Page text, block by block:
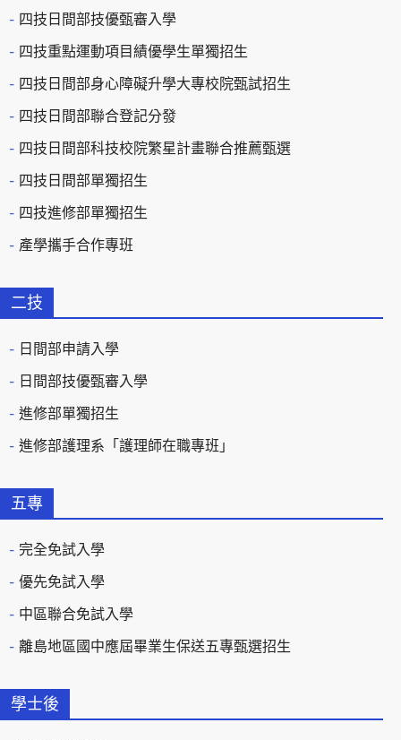
四技日間部技優甄審入學
四技重點運動項目績優學生單獨招生
四技日間部身心障礙升學大專校院甄試招生
四技日間部聯合登記分發
四技日間部科技校院繁星計畫聯合推薦甄選
四技日間部單獨招生
四技進修部單獨招生
產學攜手合作專班
二技
日間部申請入學
日間部技優甄審入學
進修部單獨招生
進修部護理系「護理師在職專班」
五專
完全免試入學
優先免試入學
中區聯合免試入學
離島地區國中應屆畢業生保送五專甄選招生
學士後